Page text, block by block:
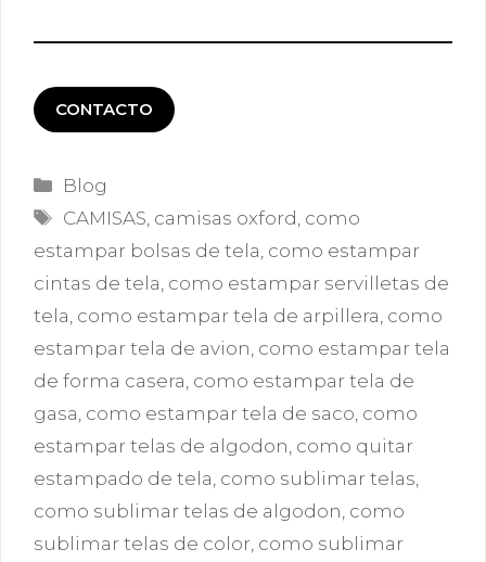
CONTACTO
Categorías
Blog
Etiquetas
CAMISAS, camisas oxford , como
estampar bolsas de tela, como estampar
cintas de tela, como estampar servilletas de
tela, como estampar tela de arpillera, como
estampar tela de avion, como estampar tela
de forma casera, como estampar tela de
gasa, como estampar tela de saco, como
estampar telas de algodon, como quitar
estampado de tela, como sublimar telas,
como sublimar telas de algodon, como
sublimar telas de color, como sublimar